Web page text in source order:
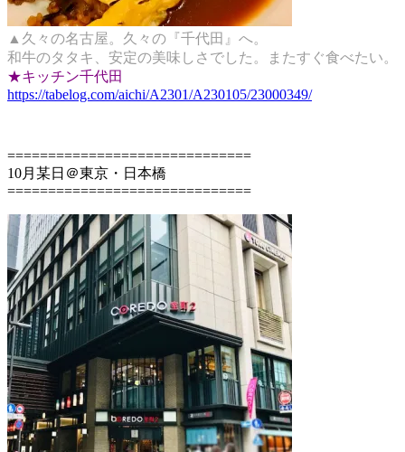
▲久々の名古屋。久々の『千代田』へ。
和牛のタタキ、安定の美味しさでした。またすぐ食べたい。
★キッチン千代田
https://tabelog.com/aichi/A2301/A230105/23000349/
==============================
10月某日＠東京・日本橋
==============================